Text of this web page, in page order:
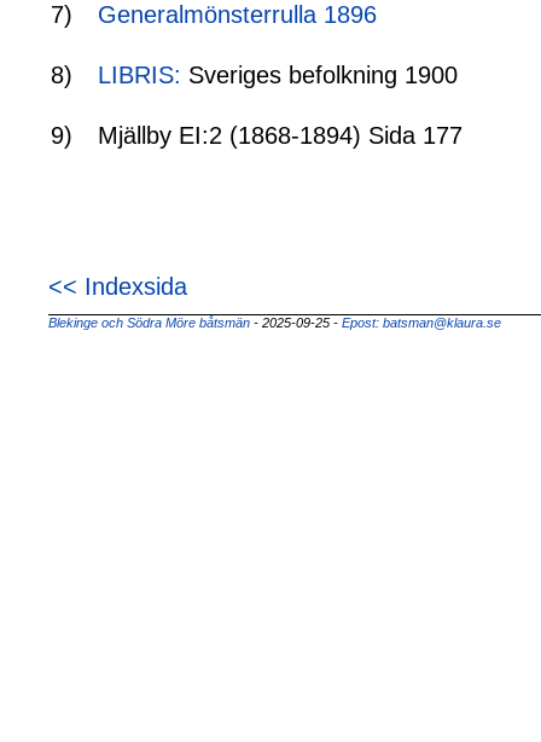
7) Generalmönsterrulla 1896
8) LIBRIS: Sveriges befolkning 1900
9) Mjällby EI:2 (1868-1894) Sida 177
<< Indexsida
Blekinge och Södra Möre båtsmän - 2025-09-25 - Epost: batsman@klaura.se